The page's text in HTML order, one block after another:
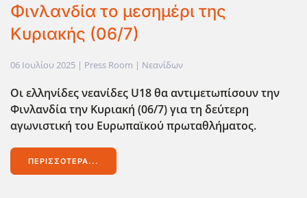
Φινλανδία το μεσημέρι της
Κυριακής (06/7)
06 Ιουλίου 2025 | Press Room | Νεανίδων
Οι ελληνίδες νεανίδες U18 θα αντιμετωπίσουν την
Φινλανδία την Κυριακή (06/7) για τη δεύτερη
αγωνιστική του Ευρωπαϊκού πρωταθλήματος.
ΠΕΡΙΣΣΌΤΕΡΑ...